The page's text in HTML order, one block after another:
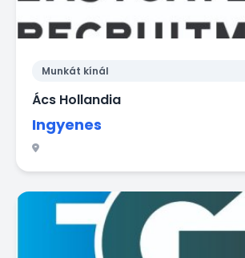
Munkát kínál
Ács Hollandia
Ingyenes